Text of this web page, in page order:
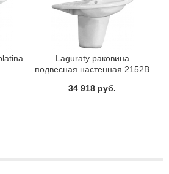
Laguraty раковина
подвесная настенная 2152В
34 918 руб.